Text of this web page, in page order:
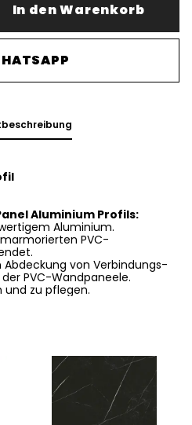
In den Warenkorb
Aluminium Profils:
Aluminium.
PVC-
von Verbindungs-
PVC-Wandpaneele.
und zu pflegen.